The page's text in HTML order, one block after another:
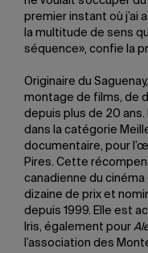
premier instant où j’ai
la multitude de sens
séquence», confie la
Originaire du
montage de films, de
depuis plus de 20 ans.
dans la catégorie
documentaire, pour
Pires. Cette
canadienne du cinéma
dizaine de prix et
depuis 1999. Elle est
Iris, également pour
l’association des